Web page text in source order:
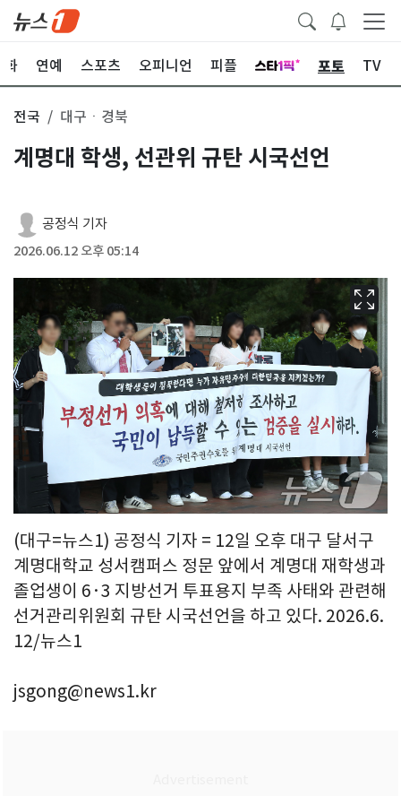
화 연예 스포츠 오피니언 피플 포토 TV
전국 대구ㆍ경북
계명대 학생, 선관위 규탄 시국선언
공정식 기자
2026.06.12 오후 05:14
(대구=뉴스1) 공정식 기자 = 12일 오후 대구 달서구
계명대학교 성서캠퍼스 정문 앞에서 계명대 재학생과
졸업생이 6·3 지방선거 투표용지 부족 사태와 관련해
선거관리위원회 규탄 시국선언을 하고 있다. 2026.6.
12/뉴스1
jsgong@news1.kr